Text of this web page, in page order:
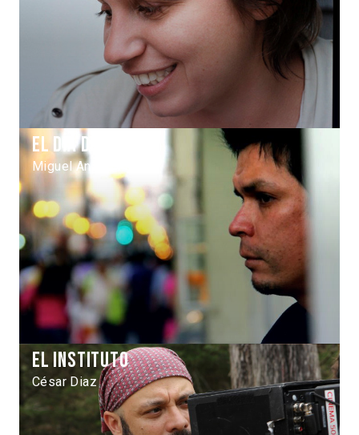
El Día del Pez
Miguel Angel Moulet
El instituto
César Diaz